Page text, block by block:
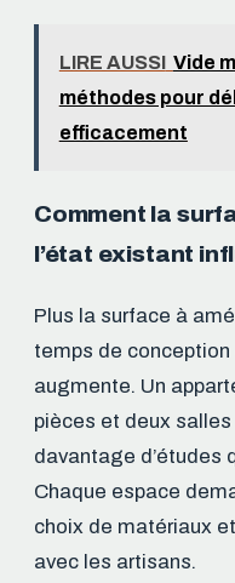
LIRE AUSSI Vide
méthodes pour
efficacement
Comment la
l’état existant
Plus la surface à
temps de
augmente. Un
pièces et deux
davantage d’études
Chaque espace
choix de matériaux
avec les artisans.